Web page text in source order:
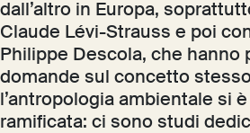
dall’altro in Europa,
Claude Lévi-Strauss e poi
Philippe Descola, che hanno
domande sul concetto
l’antropologia ambientale si
ramificata: ci sono studi